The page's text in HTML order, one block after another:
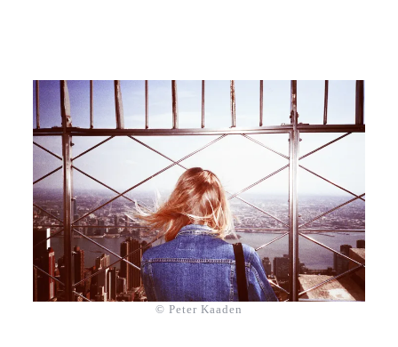
© Peter Kaaden